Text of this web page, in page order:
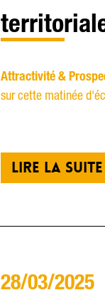
Attractivité &
sur cette matinée
LIRE LA SUITE
28/03/2025